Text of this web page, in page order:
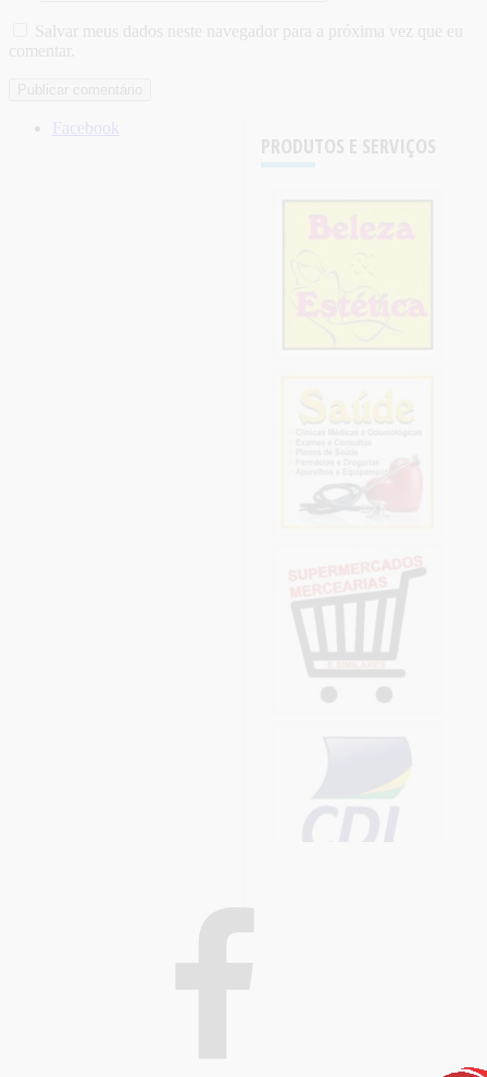
Salvar meus dados neste navegador para a próxima vez que eu
comentar.
PRODUTOS E SERVIÇOS
Facebook